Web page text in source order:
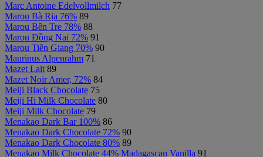
Marc Antoine Edelvollmilch 77
Marou Bà Rịa 76% 89
Marou Bên Tre 78% 88
Marou Đồng Nai 72% 91
Marou Tiên Giang 70% 90
Maurinus Alpenrahm 71
Mazet Lait 89
Mazet Noir Amer, 72% 84
Meiji Black Chocolate 75
Meiji Hi Milk Chocolate 80
Meiji Milk Chocolate 79
Menakao Dark Bar 100% 86
Menakao Dark Chocolate 72% 90
Menakao Dark Chocolate 80% 89
Menakao Milk Chocolate 44% Madagascan Vanilla 91